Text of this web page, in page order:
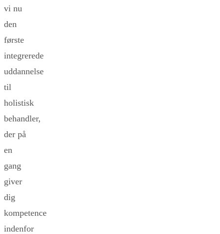
vi nu
den
første
integrerede
uddannelse
til
holistisk
behandler,
der på
en
gang
giver
dig
kompetence
indenfor